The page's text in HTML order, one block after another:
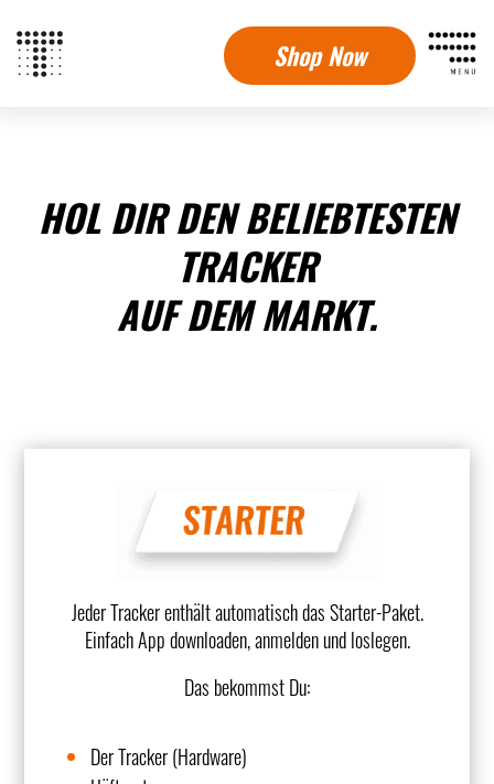
Shop Now
HOL DIR DEN BELIEBTESTEN
TRACKER
AUF DEM MARKT.
Jeder Tracker enthält automatisch das Starter-Paket.
Einfach App downloaden, anmelden und loslegen.
Das bekommst Du:
Der Tracker (Hardware)